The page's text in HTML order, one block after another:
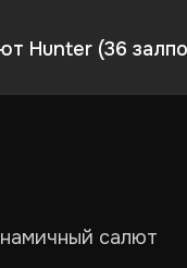
Hunter (36
салют